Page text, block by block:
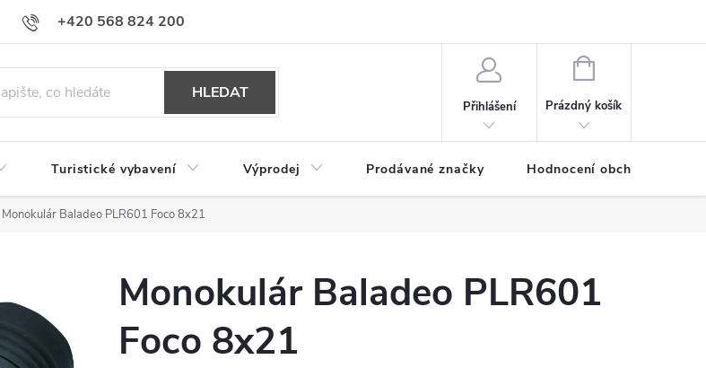
+420 568 824 200
Doprava a platba Hodnocení obchodu
HLEDAT
Přihlášení
NÁKUPNÍ
Prázdný košík
Turistické vybavení Výprodej Prodávané značky Hodnocení obchodu
Monokulár Baladeo PLR601 Foco 8x21
Monokulár Baladeo PLR601
Foco 8x21